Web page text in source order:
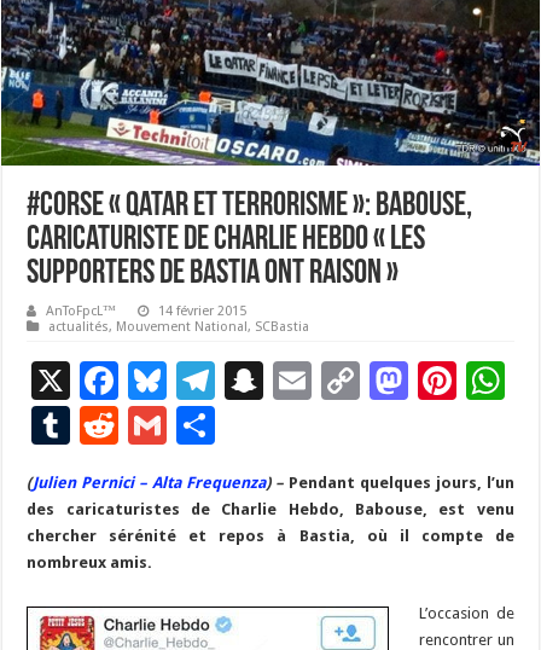
#Corse « Qatar et Terrorisme »: Babouse,
caricaturiste de Charlie Hebdo « les
supporters de Bastia ont raison »
AnToFpcL™
14 février 2015
actualités, Mouvement National, SCBastia
X
F
ac
e
b
o
o
k
Bl
u
es
ky
T
gr
a
S
p
c
at
E
l
C
y
Li
k
M
d
o
Pi
es
t
p
T
u
m
bl
r
R
e
d
di
t
G
m
ai
l
ta
g
(Julien Pernici – Alta Frequenza) – Pendant quelques jours, l’un
des caricaturistes de Charlie Hebdo, Babouse, est venu
chercher sérénité et repos à Bastia, où il compte de
nombreux amis.
L’occasion de
rencontrer un